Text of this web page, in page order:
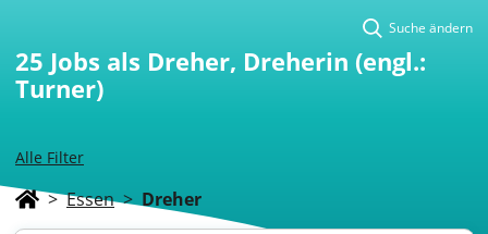
Alle Filter
Suche ändern
25 Jobs als Dreher, Dreherin (engl.:
Turner)
> Essen > Dreher